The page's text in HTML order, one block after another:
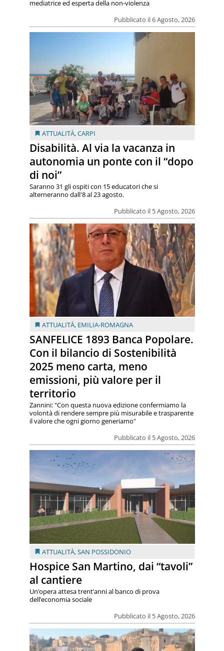
Pubblicato il 6 Agosto, 2026
mediatrice ed esperta della non-violenza
ATTUALITÀ,CARPI
Disabilità. Al via la vacanza in
autonomia un ponte con il “dopo
di noi”
Pubblicato il 5 Agosto, 2026
Saranno 31 gli ospiti con 15 educatori che si
alterneranno dall'8 al 23 agosto.
ATTUALITÀ, EMILIA-ROMAGNA
SANFELICE 1893 Banca Popolare.
Con il bilancio di Sostenibilità
2025 meno carta, meno
emissioni, più valore per il
territorio
Pubblicato il 5 Agosto, 2026
Zannini: "Con questa nuova edizione confermiamo la
volontà di rendere sempre più misurabile e trasparente
il valore che ogni giorno generiamo"
ATTUALITÀ,SAN POSSIDONIO
Hospice San Martino, dai “tavoli”
al cantiere
Pubblicato il 5 Agosto, 2026
Un’opera attesa trent’anni al banco di prova
dell’economia sociale